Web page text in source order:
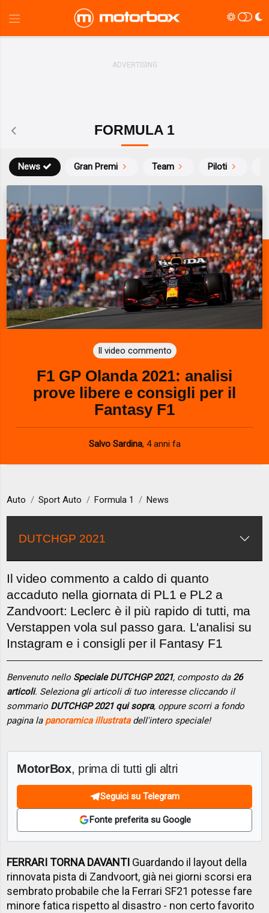
FORMULA 1
News Gran Premi Team Piloti
Il video commento
F1 GP Olanda 2021: analisi
prove libere e consigli per il
Fantasy F1
Salvo Sardina, 4 anni fa
Auto Sport Auto Formula 1 News
DUTCHGP 2021
Il video commento a caldo di quanto
accaduto nella giornata di PL1 e PL2 a
Zandvoort: Leclerc è il più rapido di tutti, ma
Verstappen vola sul passo gara. L'analisi su
Instagram e i consigli per il Fantasy F1
Benvenuto nello Speciale DUTCHGP 2021, composto da 26
articoli. Seleziona gli articoli di tuo interesse cliccando il
sommario DUTCHGP 2021 qui sopra, oppure scorri a fondo
pagina la panoramica illustratadell'intero speciale!
MotorBox, prima di tutti gli altri
Seguici su Telegram
Fonte preferita su Google
FERRARI TORNA DAVANTI Guardando il layout della
rinnovata pista di Zandvoort, già nei giorni scorsi era
sembrato probabile che la Ferrari SF21 potesse fare
minore fatica rispetto al disastro - non certo favorito